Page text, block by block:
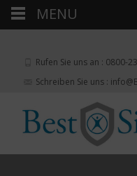
Rufen Sie uns an : 0800-
Schreiben Sie uns :
MENU